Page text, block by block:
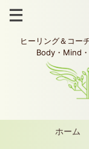
ヒーリング＆コ
Body・Mind
ホーム